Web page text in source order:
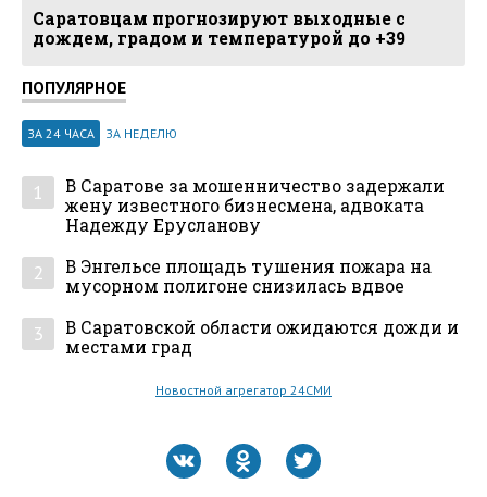
Саратовцам прогнозируют выходные с
дождем, градом и температурой до +39
ПОПУЛЯРНОЕ
ЗА 24 ЧАСА ЗА НЕДЕЛЮ
1
В Саратове за мошенничество задержали
жену известного бизнесмена, адвоката
Надежду Ерусланову
2
В Энгельсе площадь тушения пожара на
мусорном полигоне снизилась вдвое
3
В Саратовской области ожидаются дожди и
местами град
Новостной агрегатор 24СМИ